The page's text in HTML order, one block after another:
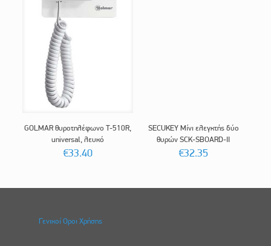
GOLMAR θυροτηλέφωνο T-510R,
universal, λευκό
€33.40
SECUKEY Μίνι ελεγκτής δύο
θυρών SCK-SBOARD-II
€32.35
Γενικοί Οροι Χρήσης